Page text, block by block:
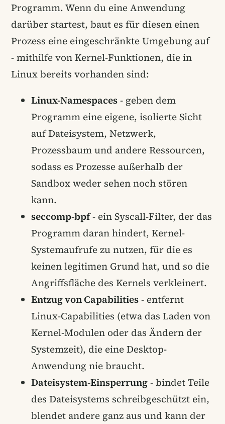
Programm. Wenn du eine Anwendung
darüber startest, baut es für diesen einen
Prozess eine eingeschränkte Umgebung auf
- mithilfe von Kernel-Funktionen, die in
Linux bereits vorhanden sind:
Linux-Namespaces- geben dem
Programm eine eigene, isolierte Sicht
auf Dateisystem, Netzwerk,
Prozessbaum und andere Ressourcen,
sodass es Prozesse außerhalb der
Sandbox weder sehen noch stören
kann.
seccomp-bpf- ein Syscall-Filter, der das
Programm daran hindert, Kernel-
Systemaufrufe zu nutzen, für die es
keinen legitimen Grund hat, und so die
Angriffsfläche des Kernels verkleinert.
Entzug von Capabilities- entfernt
Linux-Capabilities (etwa das Laden von
Kernel-Modulen oder das Ändern der
Systemzeit), die eine Desktop-
Anwendung nie braucht.
Dateisystem-Einsperrung- bindet Teile
des Dateisystems schreibgeschützt ein,
blendet andere ganz aus und kann der